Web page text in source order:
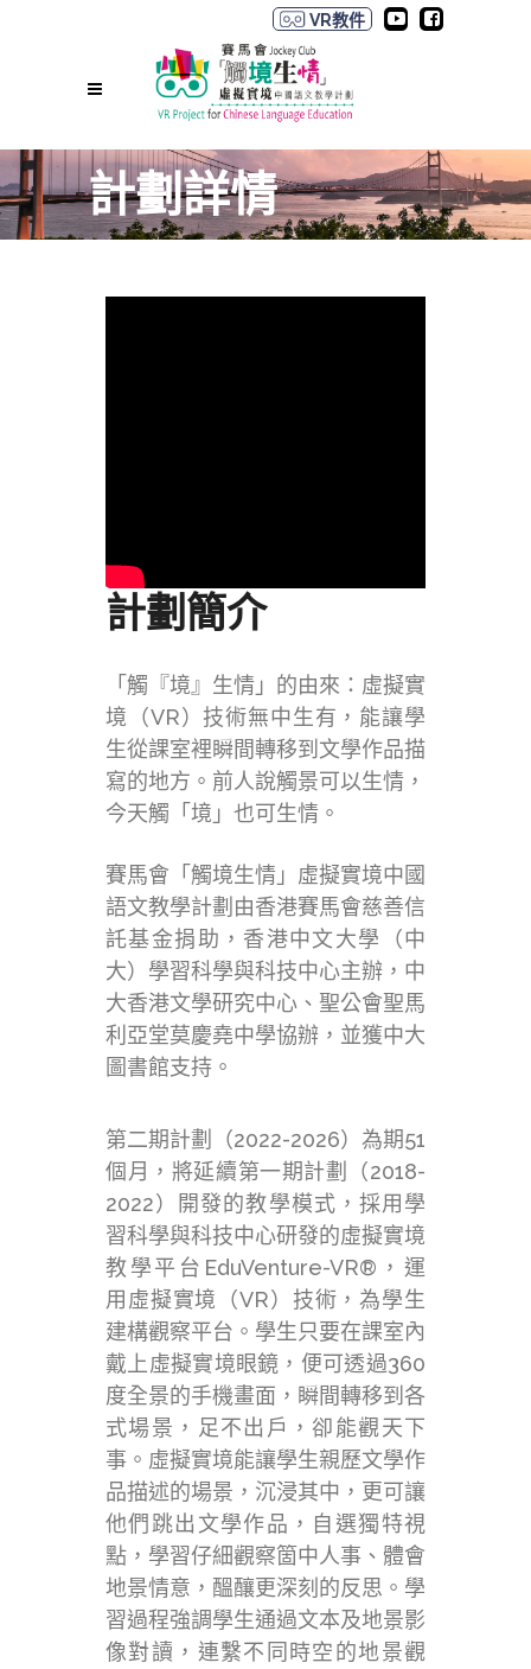
VR教件
計劃詳情
計劃簡介
「觸『境』生情」的由來：虛擬實
境（VR）技術無中生有，能讓學
生從課室裡瞬間轉移到文學作品描
寫的地方。前人說觸景可以生情，
今天觸「境」也可生情。
賽馬會「觸境生情」虛擬實境中國
語文教學計劃由香港賽馬會慈善信
託基金捐助，香港中文大學（中
大）學習科學與科技中心主辦，中
大香港文學研究中心、聖公會聖馬
利亞堂莫慶堯中學協辦，並獲中大
圖書館支持。
第二期計劃（2022-2026）為期51
個月，將延續第一期計劃（2018-
2022）開發的教學模式，採用學
習科學與科技中心研發的虛擬實境
教學平台EduVenture-VR®，運
用虛擬實境（VR）技術，為學生
建構觀察平台。學生只要在課室內
戴上虛擬實境眼鏡，便可透過360
度全景的手機畫面，瞬間轉移到各
式場景，足不出戶，卻能觀天下
事。虛擬實境能讓學生親歷文學作
品描述的場景，沉浸其中，更可讓
他們跳出文學作品，自選獨特視
點，學習仔細觀察箇中人事、體會
地景情意，醞釀更深刻的反思。學
習過程強調學生通過文本及地景影
像對讀，連繫不同時空的地景觀